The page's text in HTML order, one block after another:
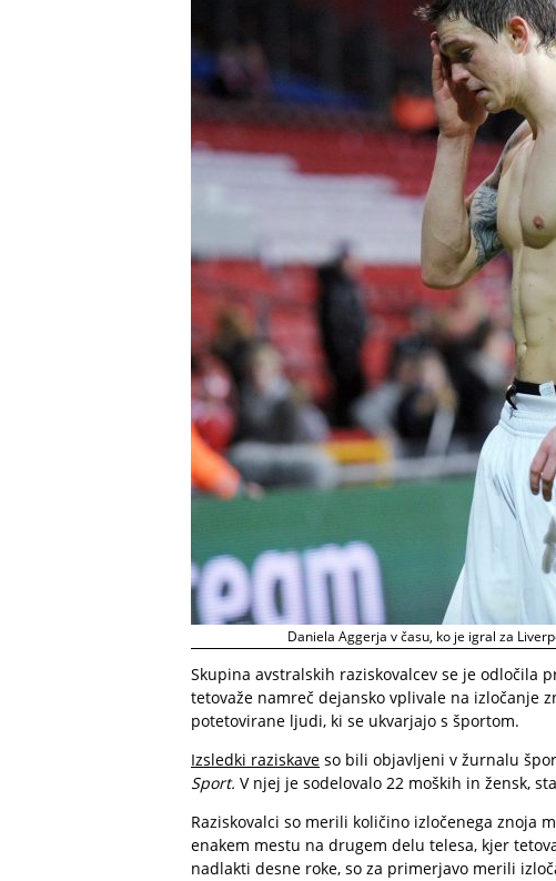
Daniela Aggerja v času, ko je igral za
Skupina avstralskih raziskovalcev se je odločila
tetovaže namreč dejansko vplivale na izločanje
potetovirane ljudi, ki se ukvarjajo s športom.
Izsledki raziskave so bili objavljeni v žurnalu
Sport. V njej je sodelovalo 22 moških in žensk,
Raziskovalci so merili količino izločenega znoja
enakem mestu na drugem delu telesa, kjer
nadlakti desne roke, so za primerjavo merili